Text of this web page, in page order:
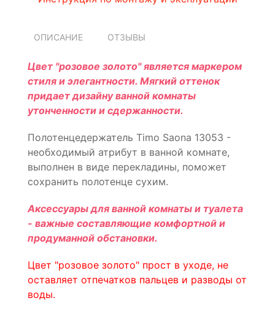
ОПИСАНИЕ ОТЗЫВЫ
Цвет "розовое золото" является маркером
стиля и элегантности. Мягкий оттенок
придает дизайну ванной комнаты
утонченности и сдержанности.
Полотенцедержатель Timo Saona 13053 -
необходимый атрибут в ванной комнате,
выполнен в виде перекладины, поможет
сохранить полотенце сухим.
Аксессуары для ванной комнаты и туалета
- важные составляющие комфортной и
продуманной обстановки.
Цвет "розовое золото" прост в уходе, не
оставляет отпечатков пальцев и разводы от
воды.